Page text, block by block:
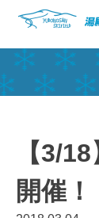
content
【3/
開催！